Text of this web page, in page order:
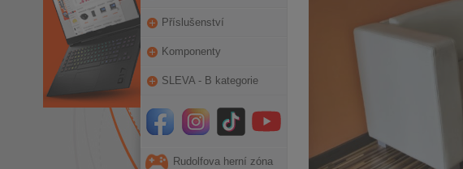
Příslušenství
Komponenty
SLEVA - B kategorie
Rudolfova herní zóna